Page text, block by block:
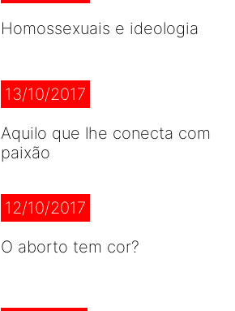
Homossexuais e ideologia
13/10/2017
Aquilo que lhe conecta com
paixão
12/10/2017
O aborto tem cor?